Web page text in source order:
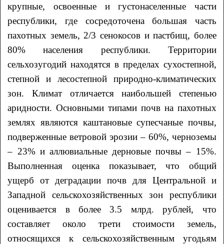
крупные, освоенные и густонаселенные части
республики, где сосредоточена большая часть
пахотных земель, 2/3 сенокосов и пастбищ, более
80% населения республики. Территории
сельхозугодий находятся в пределах сухостепной,
степной и лесостепной природно-климатических
зон. Климат отличается наибольшей степенью
аридности. Основными типами почв на пахотных
землях являются каштановые супесчаные почвы,
подверженные ветровой эрозии – 60%, черноземы
– 23% и аллювиальные дерновые почвы – 15%.
Выполненная оценка показывает, что общий
ущерб от деградации почв для Центральной и
Западной сельскохозяйственных зон республики
оценивается в более 3.5 млрд. рублей, что
составляет около трети стоимости земель,
относящихся к сельскохозяйственным угодьям